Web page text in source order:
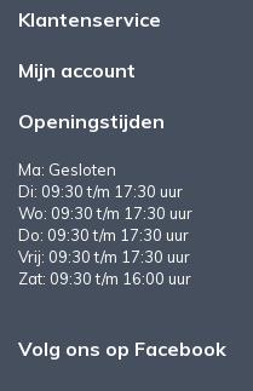
Klantenservice
Mijn account
Openingstijden
Ma: Gesloten
Di: 09:30 t/m 17:30 uur
Wo: 09:30 t/m 17:30 uur
Do: 09:30 t/m 17:30 uur
Vrij: 09:30 t/m 17:30 uur
Zat: 09:30 t/m 16:00 uur
Volg ons op Facebook